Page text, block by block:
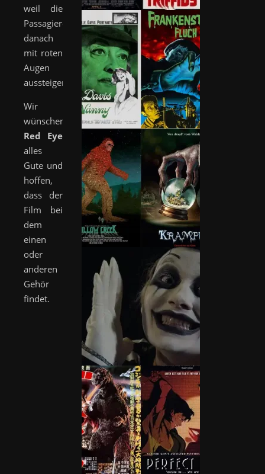
weil die
Passagiere
danach
mit roten
Augen
aussteigen.
Wir
wünschen
Red Eye
alles
Gute und
hoffen,
dass der
Film bei
dem
einen
oder
anderen
Gehör
findet.